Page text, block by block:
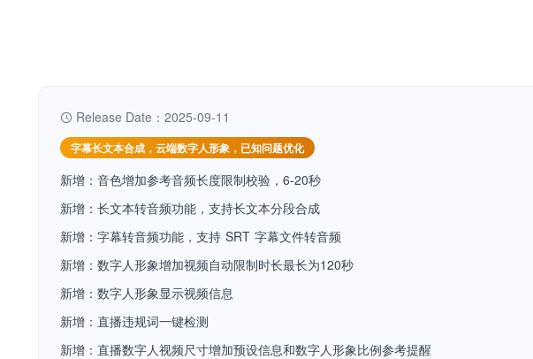
Release Date：2025-09-11
字幕长文本合成，云端数字人形象，已知问题优化
新增：音色增加参考音频长度限制校验，6-20秒
新增：长文本转音频功能，支持长文本分段合成
新增：字幕转音频功能，支持 SRT 字幕文件转音频
新增：数字人形象增加视频自动限制时长最长为120秒
新增：数字人形象显示视频信息
新增：直播违规词一键检测
新增：直播数字人视频尺寸增加预设信息和数字人形象比例参考提醒